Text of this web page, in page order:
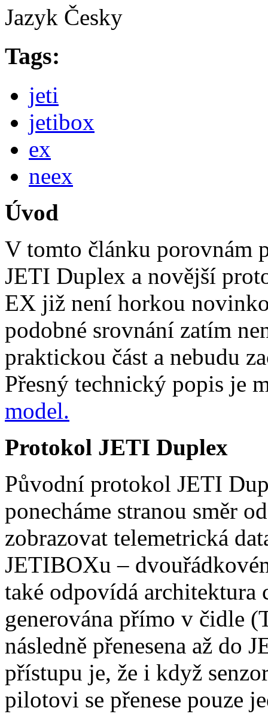
Jazyk Česky
Tags:
jeti
jetibox
ex
neex
Úvod
V tomto článku porovnám
JETI Duplex a novější
EX již není horkou
podobné srovnání zatím
praktickou část a nebudu
Přesný technický popis je
model.
Protokol JETI Duplex
Původní protokol JETI
ponecháme stranou směr
zobrazovat telemetrická
JETIBOXu –
také odpovídá architektura
generována přímo v čidle
následně přenesena až do
přístupu je, že i když
pilotovi se přenese pouze